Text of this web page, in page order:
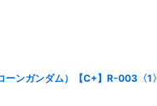
ーンガンダム）【C+】R-003〈1〉